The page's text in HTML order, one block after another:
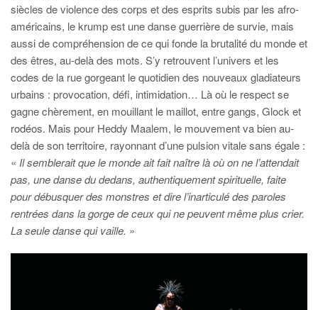
siècles de violence des corps et des esprits subis par les afro-
américains, le krump est une danse guerrière de survie, mais
aussi de compréhension de ce qui fonde la brutalité du monde et
des êtres, au-delà des mots. S’y retrouvent l’univers et les
codes de la rue gorgeant le quotidien des nouveaux gladiateurs
urbains : provocation, défi, intimidation… Là où le respect se
gagne chèrement, en mouillant le maillot, entre gangs, Glock et
rodéos. Mais pour Heddy Maalem, le mouvement va bien au-
delà de son territoire, rayonnant d’une pulsion vitale sans égale :
« Il semblerait que le monde ait fait naître là où on ne l’attendait
pas, une danse du dedans, authentiquement spirituelle, faite
pour débusquer des monstres et dire l’inarticulé des paroles
rentrées dans la gorge de ceux qui ne peuvent même plus crier.
La seule danse qui vaille. »